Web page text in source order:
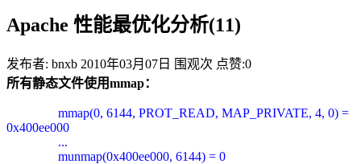
Apache 性能最优化分析(11)
发布者: bnxb 2010年03月07日 围观次 点赞:0
所有静态文件使用mmap：
mmap(0, 6144, PROT_READ, MAP_PRIVATE, 4, 0) =
0x400ee000
...
munmap(0x400ee000, 6144) = 0